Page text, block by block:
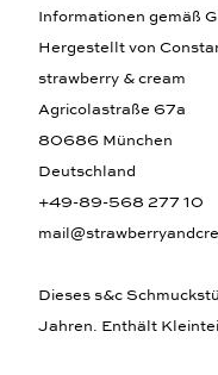
Informationen gemäß
Hergestellt von
strawberry & cream
Agricolastraße 67a
80686 München
Deutschland
+49-89-568 277 10
Dieses s&c
Jahren. Enthält